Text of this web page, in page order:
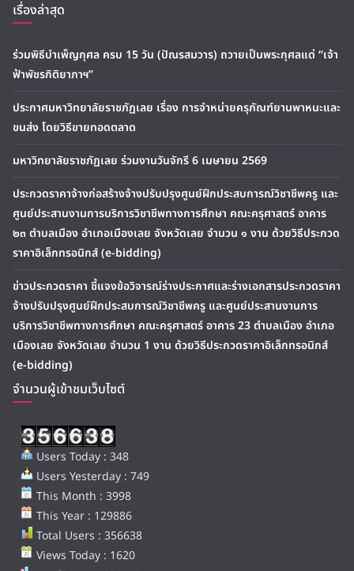
เรื่องล่าสุด
ร่วมพิธีบำเพ็ญกุศล ครบ 15 วัน (ปัณรสมวาร) ถวายเป็นพระกุศลแด่ “เจ้า
ฟ้าพัชรกิติยาภาฯ”
ประกาศมหาวิทยาลัยราชภัฏเลย เรื่อง การจำหน่ายครุภัณฑ์ยานพาหนะและ
ขนส่ง โดยวิธีขายทอดตลาด
มหาวิทยาลัยราชภัฏเลย ร่วมงานวันจักรี 6 เมษายน 2569
ประกวดราคาจ้างก่อสร้างจ้างปรับปรุงศูนย์ฝึกประสบการณ์วิชาชีพครู และ
ศูนย์ประสานงานการบริการวิชาชีพทางการศึกษา คณะครุศาสตร์ อาคาร
๒๓ ตำบลเมือง อำเภอเมืองเลย จังหวัดเลย จำนวน ๑ งาน ด้วยวิธีประกวด
ราคาอิเล็กทรอนิกส์ (e-bidding)
ข่าวประกวดราคา ชี้แจงข้อวิจารณ์ร่างประกาศและร่างเอกสารประกวดราคา
จ้างปรับปรุงศูนย์ฝึกประสบการณ์วิชาชีพครู และศูนย์ประสานงานการ
บริการวิชาชีพทางการศึกษา คณะครุศาสตร์ อาคาร 23 ตำบลเมือง อำเภอ
เมืองเลย จังหวัดเลย จำนวน 1 งาน ด้วยวิธีประกวดราคาอิเล็กทรอนิกส์
(e-bidding)
จำนวนผู้เข้าชมเว็บไซต์
Users Today : 348
Users Yesterday : 749
This Month : 3998
This Year : 129886
Total Users : 356638
Views Today : 1620